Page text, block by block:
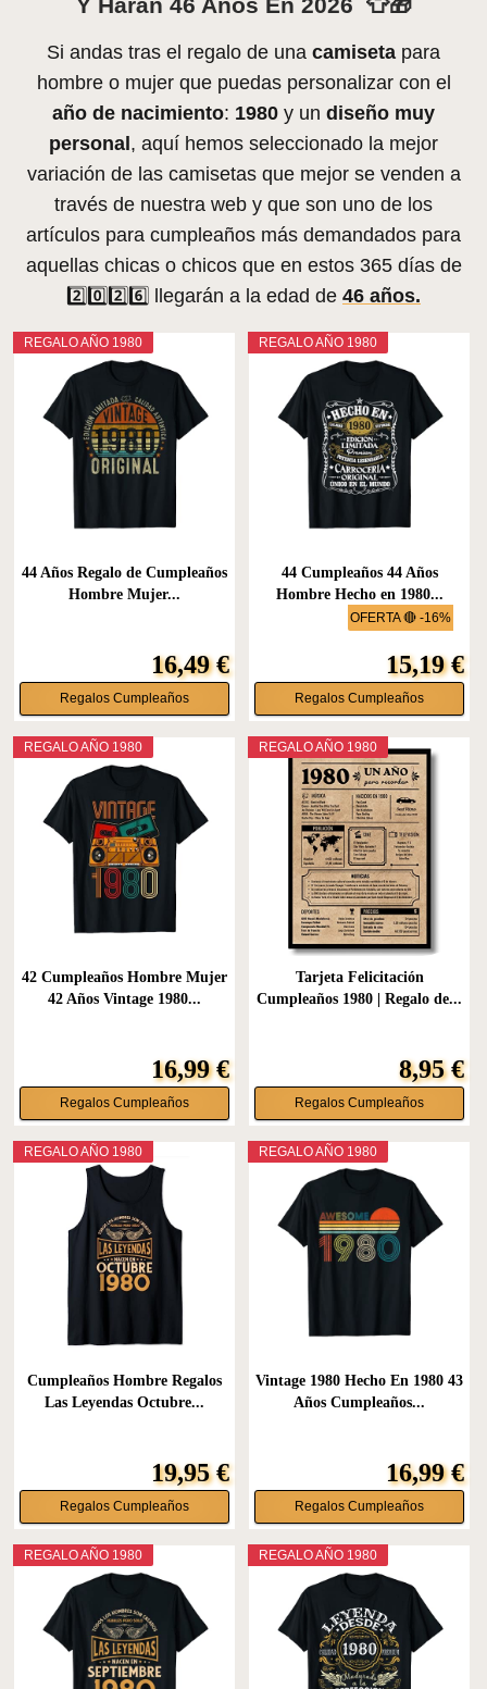
Y Harán 46 Años En 2026 👕🎁
Si andas tras el regalo de una camiseta para
hombre o mujer que puedas personalizar con el
año de nacimiento: 1980 y un diseño muy
personal , aquí hemos seleccionado la mejor
variación de las camisetas que mejor se venden a
través de nuestra web y que son uno de los
artículos para cumpleaños más demandados para
aquellas chicas o chicos que en estos 365 días de
2️⃣0️⃣2️⃣6️⃣ llegarán a la edad de 46 años.
REGALO AÑO 1980
44 Años Regalo de Cumpleaños
Hombre Mujer...
16,49 €
Regalos Cumpleaños
OFERTA 🔴 -16%
REGALO AÑO 1980
44 Cumpleaños 44 Años
Hombre Hecho en 1980...
15,19 €
Regalos Cumpleaños
REGALO AÑO 1980
42 Cumpleaños Hombre Mujer
42 Años Vintage 1980...
16,99 €
Regalos Cumpleaños
REGALO AÑO 1980
Tarjeta Felicitación
Cumpleaños 1980 | Regalo de...
8,95 €
Regalos Cumpleaños
REGALO AÑO 1980
Cumpleaños Hombre Regalos
Las Leyendas Octubre...
19,95 €
Regalos Cumpleaños
REGALO AÑO 1980
Vintage 1980 Hecho En 1980 43
Años Cumpleaños...
16,99 €
Regalos Cumpleaños
REGALO AÑO 1980 REGALO AÑO 1980